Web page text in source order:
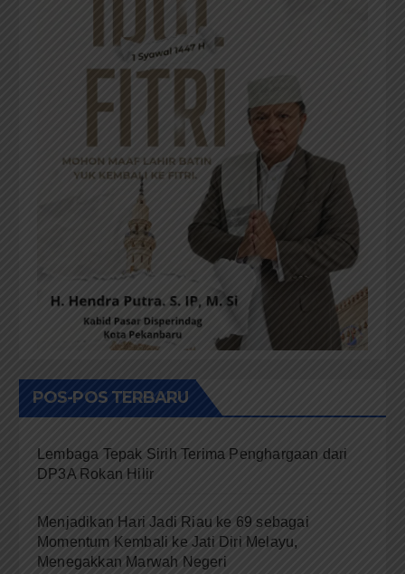
POS-POS TERBARU
Lembaga Tepak Sirih Terima Penghargaan dari
DP3A Rokan Hilir
Menjadikan Hari Jadi Riau ke 69 sebagai
Momentum Kembali ke Jati Diri Melayu,
Menegakkan Marwah Negeri